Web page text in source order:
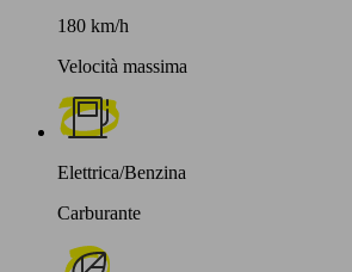
180 km/h
Velocità massima
Elettrica/Benzina
Carburante